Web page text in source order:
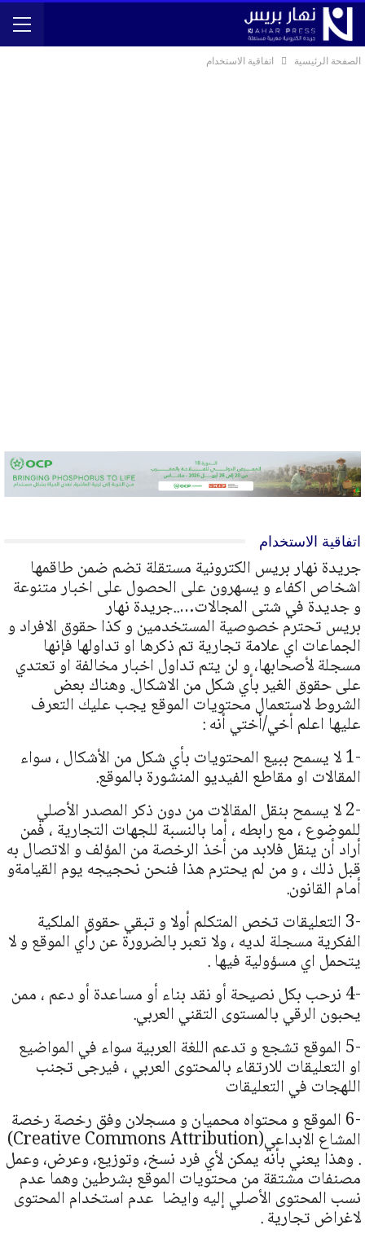
الصفحة الرئيسية اتفاقية الاستخدام
اتفاقية الاستخدام
جريدة نهار بريس الكترونية مستقلة تضم ضمن طاقمها
اشخاص اكفاء و يسهرون على الحصول على اخبار متنوعة
و جديدة في شتى المجالات…..جريدة نهار
بريس تحترم خصوصية المستخدمين و كذا حقوق الافراد و
الجماعات اي علامة تجارية تم ذكرها او تداولها فإنها
مسجلة لأصحابها، و لن يتم تداول اخبار مخالفة او تعتدي
على حقوق الغير بأي شكل من الاشكال. وهناك بعض
الشروط لاستعمال محتويات الموقع يجب عليك التعرف
عليها اعلم أخي/أختي أنه :
-1 لا يسمح ببيع المحتويات بأي شكل من الأشكال ، سواء
المقالات او مقاطع الفيديو المنشورة بالموقع.
-2 لا يسمح بنقل المقالات من دون ذكر المصدر الأصلي
للموضوع ، مع رابطه ، أما بالنسبة للجهات التجارية ، فمن
أراد أن ينقل فلابد من أخذ الرخصة من المؤلف و الاتصال به
قبل ذلك ، و من لم يحترم هذا فنحن نحجيجه يوم القيامةو
أمام القانون.
-3 التعليقات تخص المتكلم أولا و تبقي حقوق الملكية
الفكرية مسجلة لديه ، ولا تعبر بالضرورة عن رأي الموقع و لا
يتحمل اي مسؤولية فيها .
-4 نرحب بكل نصيحة أو نقد بناء أو مساعدة أو دعم ، ممن
يحبون الرقي بالمستوى التقني العربي.
-5 الموقع تشجع و تدعم اللغة العربية سواء في المواضيع
او التعليقات للارتقاء بالمحتوى العربي ، فيرجى تجنب
اللهجات في التعليقات
-6 الموقع و محتواه محميان و مسجلان وفق رخصة رخصة
المشاع الابداعي(Creative Commons Attribution)
. وهذا يعني بأنه يمكن لأي فرد نسخ، وتوزيع، وعرض، وعمل
مصنفات مشتقة من محتويات الموقع بشرطين وهما عدم
نسب المحتوى الأصلي إليه وايضا عدم استخدام المحتوى
لاغراض تجارية .